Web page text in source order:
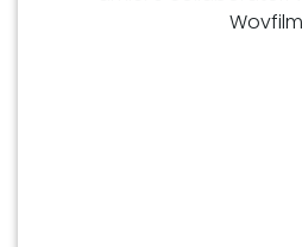
Wovfilm